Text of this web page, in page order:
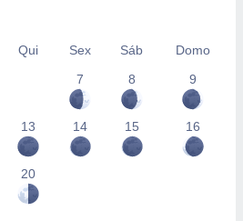
Qui Sex Sáb
Domo
7
8 9
13 14 15 16
20